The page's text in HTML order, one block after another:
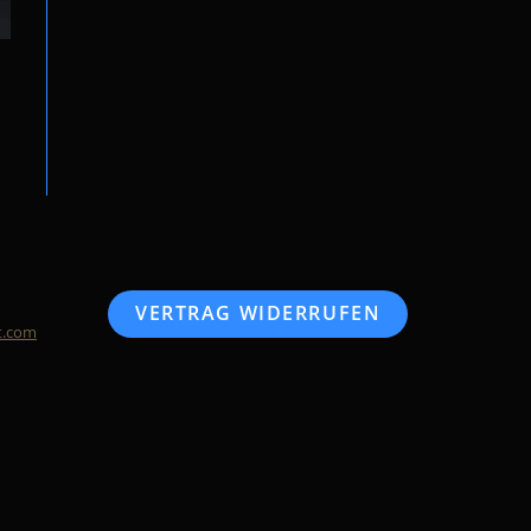
VERTRAG WIDERRUFEN